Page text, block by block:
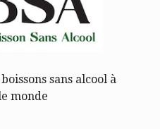
sans alcool à
monde